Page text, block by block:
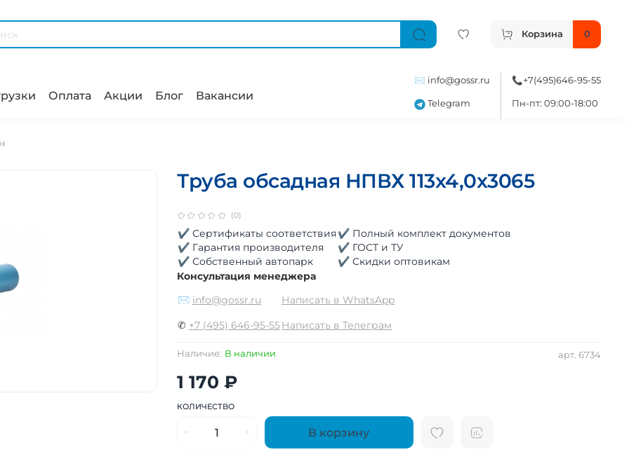
Корзина 0
Оплата Акции Блог Вакансии
✉️ info@gossr.ru
Telegram
📞+7(495)646-95-55
Пн-пт: 09:00-18:00
(0)
арт. 6734
Наличие: В наличии
Труба обсадная НПВХ 113x4,0x3065
1 170 ₽
КОЛИЧЕСТВО
В корзину
✔ Сертификаты соответствия ✔ Полный комплект документов
✔ Гарантия производителя
✔ ГОСТ и ТУ
✔ Собственный автопарк
✔ Скидки оптовикам
Консультация менеджера
✉ info@gossr.ru
Написать в WhatsApp
✆ +7 (495) 646-95-55Написать в Телеграм